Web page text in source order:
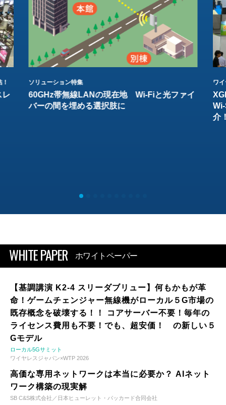
レ
ソリューション特集
60GHz帯無線LANの現在地 Wi-Fiと光ファイ
バーの間を埋める選択肢に
ワ
介
WHITE PAPER ホワイトペーパー
【基調講演 K2-4 スリーダブリュー】何もかもが革
命！ゲームチェンジャー無線機がローカル５G市場の
既存概念を破壊する！！ コアサーバー不要！毎年の
ライセンス費用も不要！でも、超安価！ の新しい５
Gモデル
ローカル5Gサミット
ワイヤレスジャパン×WTP 2026
高価な専用ネットワークは本当に必要か？ AIネット
ワーク構築の現実解
SB C&S株式会社／日本ヒューレット・パッカード合同会社